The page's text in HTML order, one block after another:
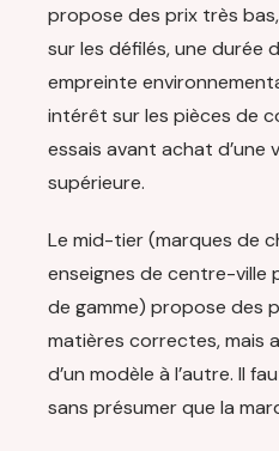
propose des prix très
sur les défilés, une durée
empreinte
intérêt sur les pièces de
essais avant achat d’une
supérieure.
Le mid-tier (marques de
enseignes de centre-ville
de gamme) propose des
matières correctes, mais
d’un modèle à l’autre. Il
sans présumer que la